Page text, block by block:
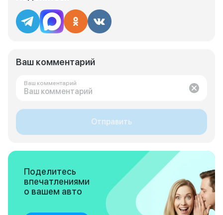
Ваш комментарий
Ваш комментарий
Отправить
Поделитесь
впечатлениями
о вашем авто